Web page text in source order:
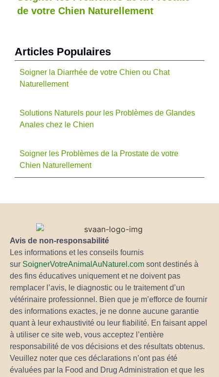
de votre Chien Naturellement
Articles Populaires
Soigner la Diarrhée de votre Chien ou Chat
Naturellement
Solutions Naturels pour les Problèmes de Glandes
Anales chez le Chien
Soigner les Problèmes de la Prostate de votre
Chien Naturellement
Avis de non-responsabilité
Les informations et les conseils fournis
sur SoignerVotreAnimalAuNaturel.com sont destinés à
des fins éducatives uniquement et ne doivent pas
remplacer l’avis, le diagnostic ou le traitement d’un
vétérinaire professionnel. Bien que je m’efforce de fournir
des informations exactes, je ne donne aucune garantie
quant à leur exhaustivité ou leur fiabilité. En faisant appel
à utiliser ce site web, vous acceptez l’entière
responsabilité de vos décisions et des résultats obtenus.
Veuillez noter que ces déclarations n’ont pas été
évaluées par la Food and Drug Administration et que les